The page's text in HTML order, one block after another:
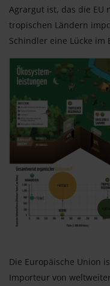
Agrargut ist, das die EU
tropischen Ländern
Schindler eine Lücke im
Die Europäische Union
Importeur von